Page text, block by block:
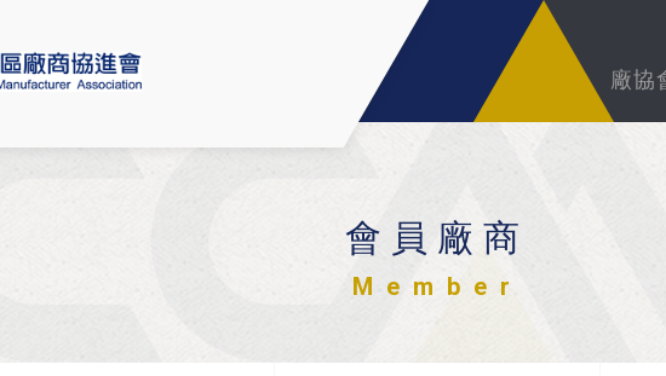
廠協
會員廠商
Member